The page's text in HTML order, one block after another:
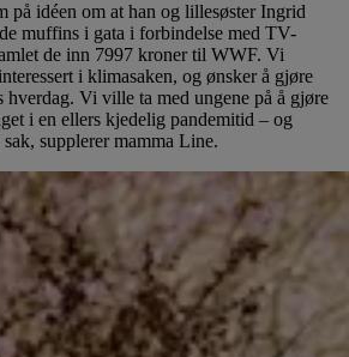
på idéen om at han og lillesøster Ingrid
muffins i gata i forbindelse med TV-
de inn 7997 kroner til WWF. Vi
i klimasaken, og ønsker å gjøre
hverdag. Vi ville ta med ungene på å gjøre
i en ellers kjedelig pandemitid – og
supplerer mamma Line.